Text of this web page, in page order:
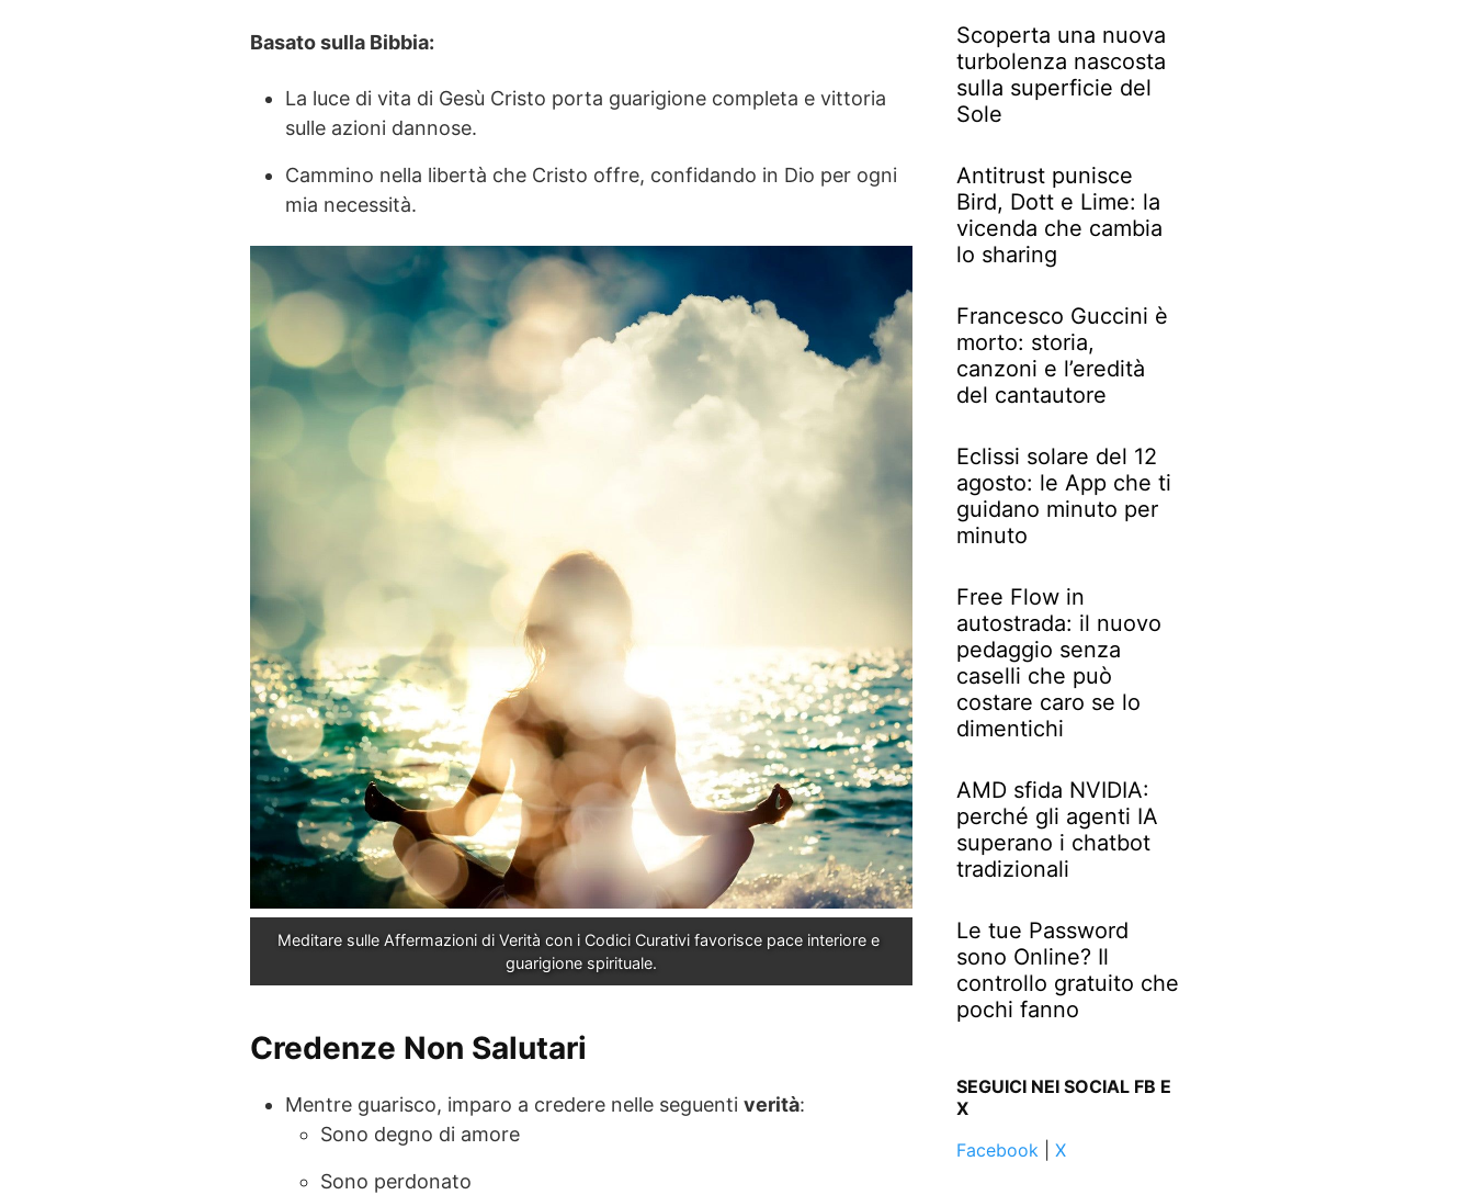
Basato sulla Bibbia:
La luce di vita di Gesù Cristo porta guarigione completa e vittoria
sulle azioni dannose.
Cammino nella libertà che Cristo offre, confidando in Dio per ogni
mia necessità.
Meditare sulle Affermazioni di Verità con i Codici Curativi favorisce pace interiore e
guarigione spirituale.
Credenze Non Salutari
Mentre guarisco, imparo a credere nelle seguenti verità:
Sono degno di amore
Sono perdonato
Scoperta una nuova
turbolenza nascosta
sulla superficie del
Sole
Antitrust punisce
Bird, Dott e Lime: la
vicenda che cambia
lo sharing
Francesco Guccini è
morto: storia,
canzoni e l’eredità
del cantautore
Eclissi solare del 12
agosto: le App che ti
guidano minuto per
minuto
Free Flow in
autostrada: il nuovo
pedaggio senza
caselli che può
costare caro se lo
dimentichi
AMD sfida NVIDIA:
perché gli agenti IA
superano i chatbot
tradizionali
Le tue Password
sono Online? Il
controllo gratuito che
pochi fanno
SEGUICI NEI SOCIAL FB E
X
Facebook| X